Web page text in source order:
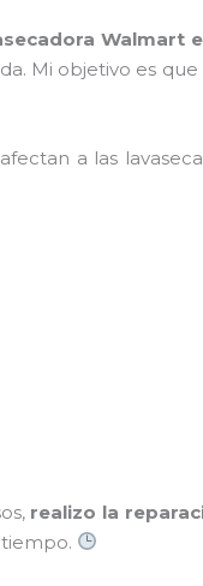
Walmart
Mi objetivo es que
a las
realizo la